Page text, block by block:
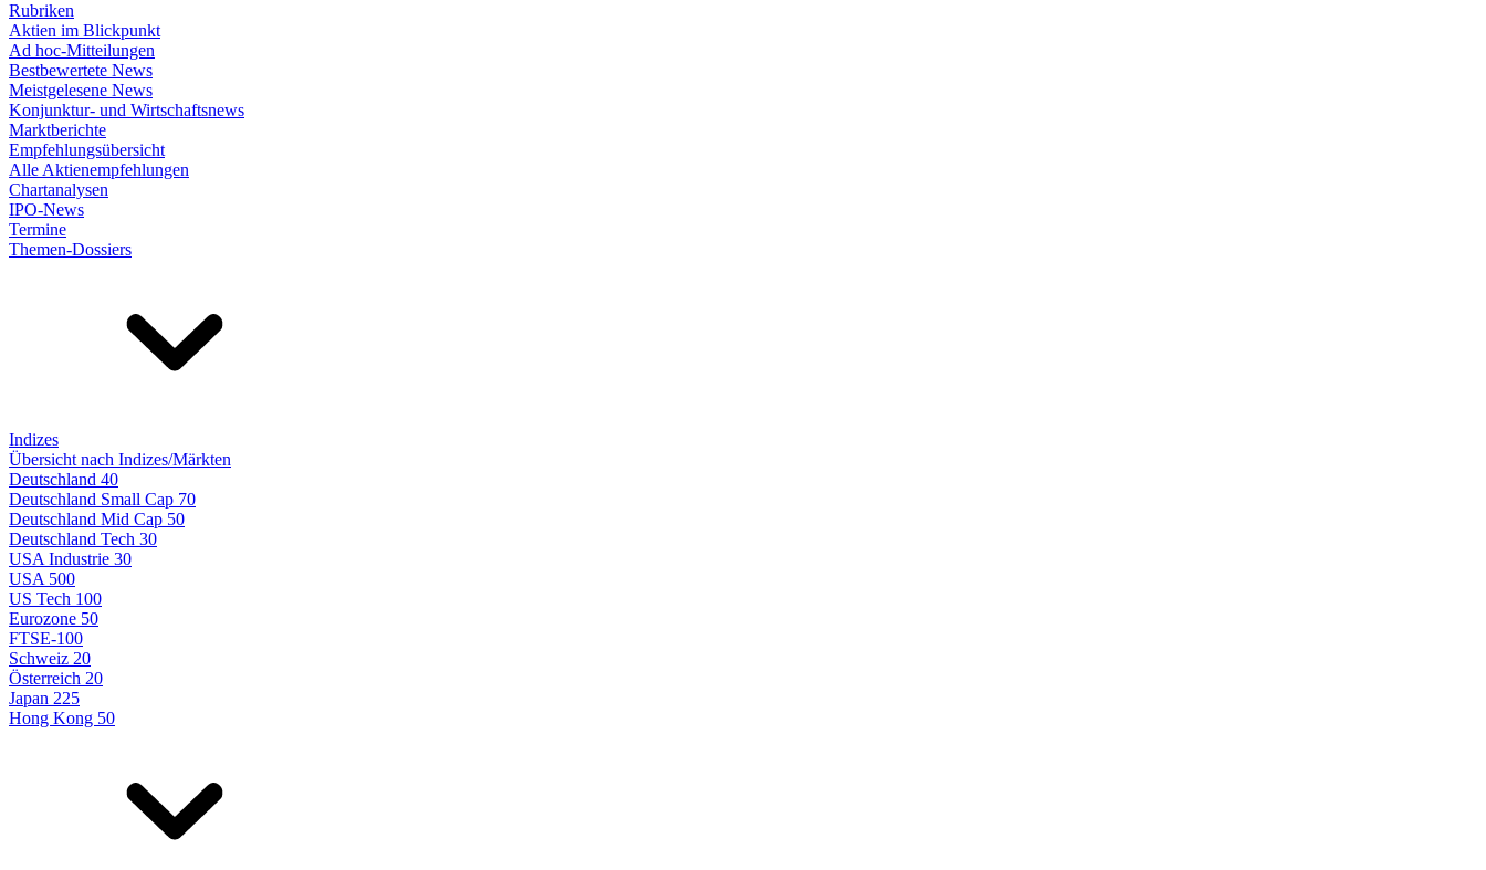
Rubriken
Aktien im Blickpunkt
Ad hoc-Mitteilungen
Bestbewertete News
Meistgelesene News
Konjunktur- und Wirtschaftsnews
Marktberichte
Empfehlungsübersicht
Alle Aktienempfehlungen
Chartanalysen
IPO-News
Termine
Themen-Dossiers
Indizes
Übersicht nach Indizes/Märkten
Deutschland 40
Deutschland Small Cap 70
Deutschland Mid Cap 50
Deutschland Tech 30
USA Industrie 30
USA 500
US Tech 100
Eurozone 50
FTSE-100
Schweiz 20
Österreich 20
Japan 225
Hong Kong 50